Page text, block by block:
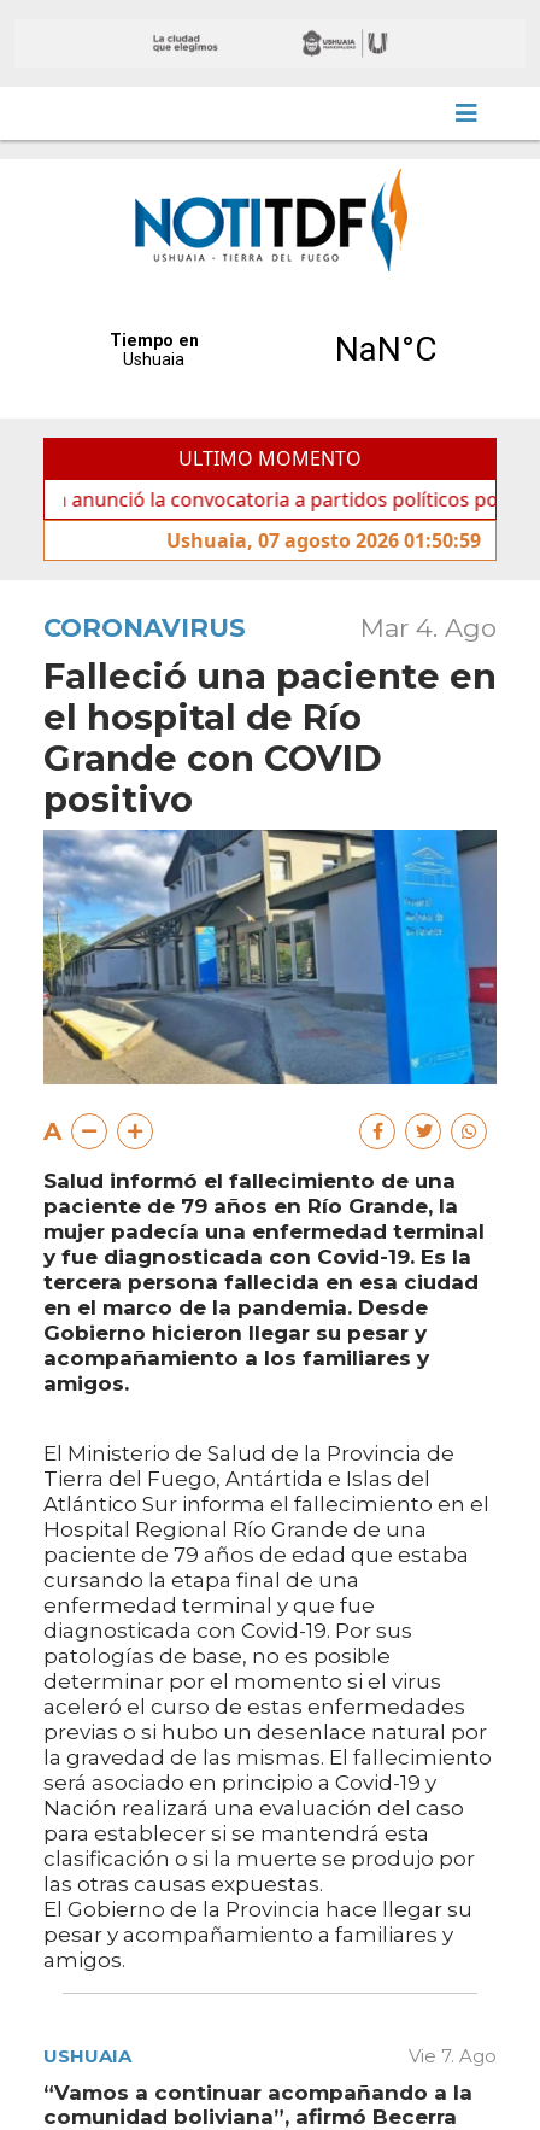
ULTIMO MOMENTO
la convocatoria a partidos políticos por «ficha
Ushuaia, 07 agosto 2026 01:50:59
CORONAVIRUS Mar 4. Ago
Falleció una paciente en
el hospital de Río
Grande con COVID
positivo
A
Salud informó el fallecimiento de una
paciente de 79 años en Río Grande, la
mujer padecía una enfermedad terminal
y fue diagnosticada con Covid-19. Es la
tercera persona fallecida en esa ciudad
en el marco de la pandemia. Desde
Gobierno hicieron llegar su pesar y
acompañamiento a los familiares y
amigos.
El Ministerio de Salud de la Provincia de
Tierra del Fuego, Antártida e Islas del
Atlántico Sur informa el fallecimiento en el
Hospital Regional Río Grande de una
paciente de 79 años de edad que estaba
cursando la etapa final de una
enfermedad terminal y que fue
diagnosticada con Covid-19. Por sus
patologías de base, no es posible
determinar por el momento si el virus
aceleró el curso de estas enfermedades
previas o si hubo un desenlace natural por
la gravedad de las mismas. El fallecimiento
será asociado en principio a Covid-19 y
Nación realizará una evaluación del caso
para establecer si se mantendrá esta
clasificación o si la muerte se produjo por
las otras causas expuestas.
El Gobierno de la Provincia hace llegar su
pesar y acompañamiento a familiares y
amigos.
USHUAIA Vie 7. Ago
“Vamos a continuar acompañando a la
comunidad boliviana”, afirmó Becerra